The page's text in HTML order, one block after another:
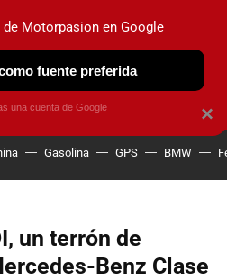
OBSERVATORIO
Gasolina GPS BMW
un terrón de
Benz Clase
×
de Motorpasion en Google
fuente preferida
una cuenta de Google